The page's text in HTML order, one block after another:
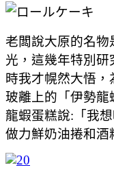
老闆說大原的名
光，這幾年特別
時我才幌然大悟
玻離上的「伊勢龍
龍蝦蛋糕說:「我
做力鮮奶油捲和酒